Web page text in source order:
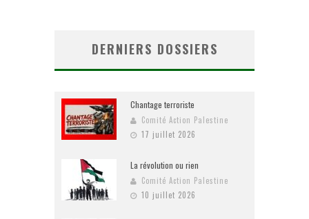
DERNIERS DOSSIERS
Chantage terroriste
Comité Action Palestine
17 juillet 2026
La révolution ou rien
Comité Action Palestine
10 juillet 2026